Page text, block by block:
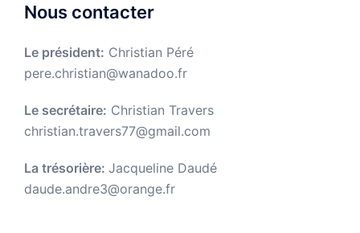
Nous contacter
Le président: Christian Péré
pere.christian@wanadoo.fr
Le secrétaire: Christian Travers
christian.travers77@gmail.com
La trésorière: Jacqueline Daudé
daude.andre3@orange.fr